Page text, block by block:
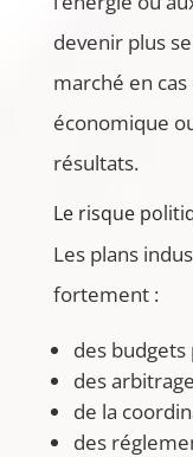
devenir plus
marché en
économique
résultats.
Le risque
Les plans
fortement :
des budgets
des
de la
des